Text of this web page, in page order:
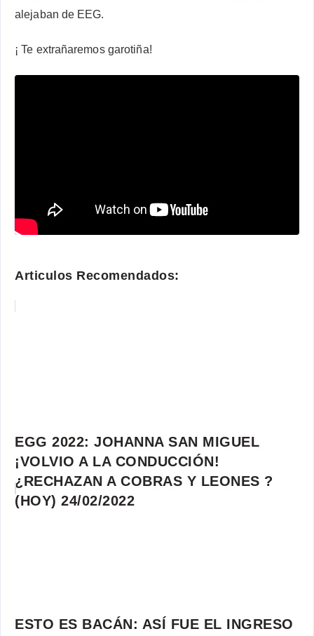
alejaban de EEG.
¡ Te extrañaremos garotiña!
Articulos Recomendados:
EGG 2022: JOHANNA SAN MIGUEL
¡VOLVIO A LA CONDUCCIÓN!
¿RECHAZAN A COBRAS Y LEONES ?
(HOY) 24/02/2022
ESTO ES BACÁN: ASÍ FUE EL INGRESO